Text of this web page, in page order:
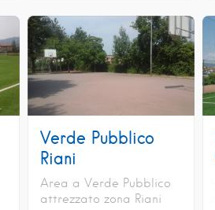
Verde Pubblico
Riani
Area a Verde Pubblico
attrezzato zona Riani